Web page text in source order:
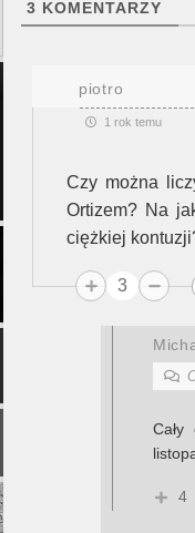
3 KOMENTARZY
piotro
1 rok temu
Czy można
Ortizem? Na
ciężkiej
3
4